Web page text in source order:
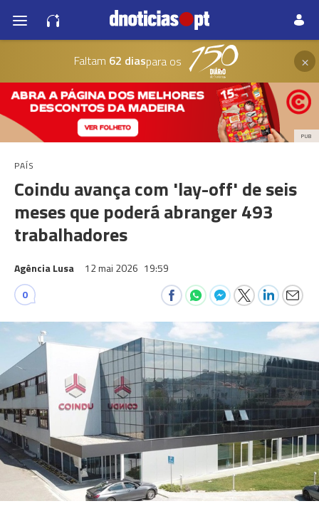
Faltam 62 diaspara os ×
PUB
PAÍS
Coindu avança com 'lay-off' de seis
meses que poderá abranger 493
trabalhadores
Agência Lusa 12 mai 2026 19:59
0